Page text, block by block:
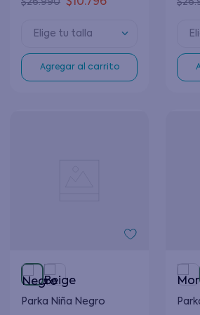
$26.990 $10.796
Elige tu talla
Agregar al carrito
$26.
Parka Niña Negro